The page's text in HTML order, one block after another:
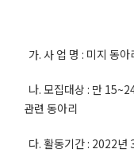
가. 사 업 명 : 미지 동아
나. 모집대상 : 만
관련 동아리
다. 활동기간 : 2022년